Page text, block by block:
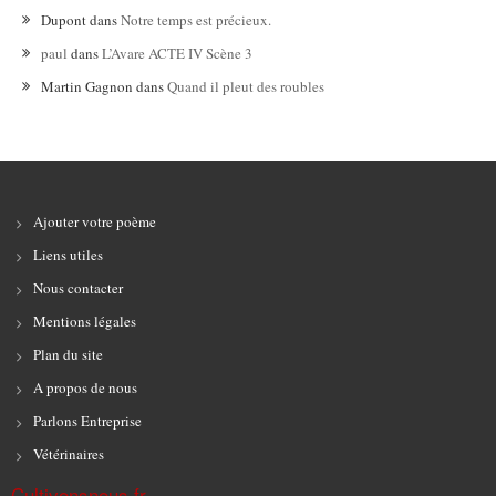
DupontdansNotre temps est précieux.
paul dansL’Avare ACTE IV Scène 3
Martin Gagnon dansQuand il pleut des roubles
Ajouter votre poème
Liens utiles
Nous contacter
Mentions légales
Plan du site
A propos de nous
Parlons Entreprise
Vétérinaires